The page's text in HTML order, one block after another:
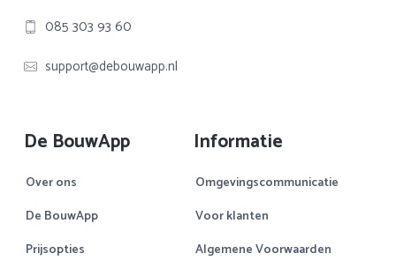
085 303 93 60
support@debouwapp.nl
De BouwApp
Over ons
De BouwApp
Prijsopties
Informatie
Omgevingscommunicatie
Voor klanten
Algemene Voorwaarden